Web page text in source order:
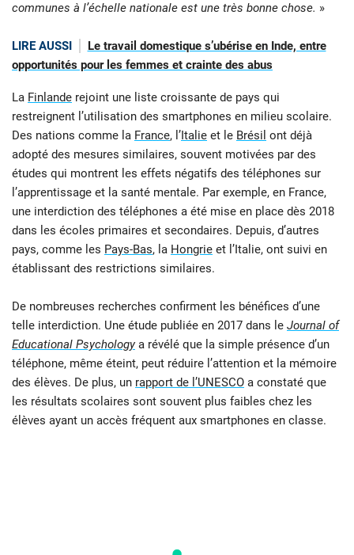
communes à l’échelle nationale est une très bonne chose. »
LIRE AUSSI
Le travail domestique s’ubérise en Inde, entre
opportunités pour les femmes et crainte des abus
La Finlande rejoint une liste croissante de pays qui
restreignent l’utilisation des smartphones en milieu scolaire.
Des nations comme la France, l’Italie et le Brésil ont déjà
adopté des mesures similaires, souvent motivées par des
études qui montrent les effets négatifs des téléphones sur
l’apprentissage et la santé mentale. Par exemple, en France,
une interdiction des téléphones a été mise en place dès 2018
dans les écoles primaires et secondaires. Depuis, d’autres
pays, comme les Pays-Bas, la Hongrie et l’Italie, ont suivi en
établissant des restrictions similaires.
De nombreuses recherches confirment les bénéfices d’une
telle interdiction. Une étude publiée en 2017 dans le Journal of
Educational Psychologya révélé que la simple présence d’un
téléphone, même éteint, peut réduire l’attention et la mémoire
des élèves. De plus, un rapport de l’UNESCO a constaté que
les résultats scolaires sont souvent plus faibles chez les
élèves ayant un accès fréquent aux smartphones en classe.